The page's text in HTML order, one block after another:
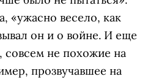
«ужасно весело, как
он и о войне. И еще
совсем не похожие на
прозвучавшее на